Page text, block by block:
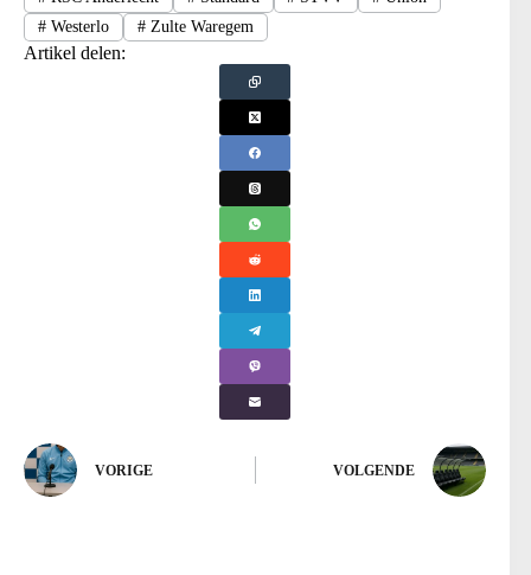
#Westerlo #Zulte Waregem
Artikel delen:
VORIGE VOLGENDE